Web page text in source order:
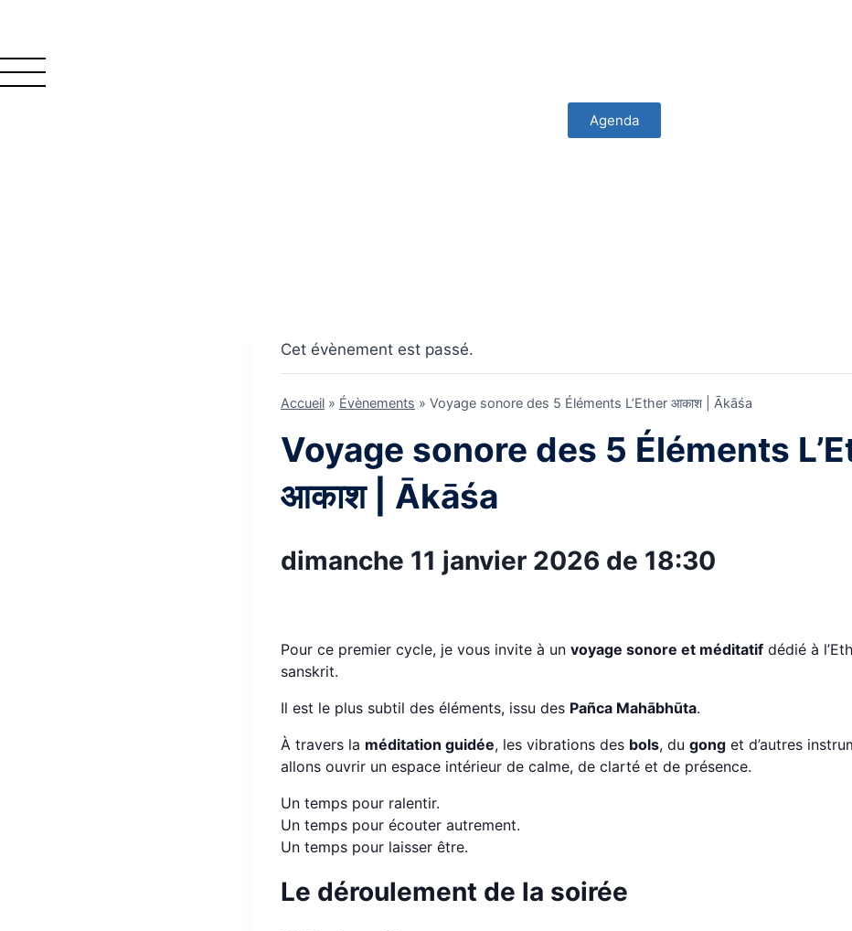
Agenda
Cet évènement est passé.
Accueil » Évènements » Voyage sonore des 5 Éléments L’Ether आकाश | Ākāśa
Voyage sonore des 5 Éléments
आकाश | Ākāśa
dimanche 11 janvier 2026 de 18:30
Pour ce premier cycle, je vous invite à un voyage sonore et méditatif dédié à
sanskrit.
Il est le plus subtil des éléments, issu des Pañca Mahābhūta.
À travers la méditation guidée, les vibrations des bols, du gong et d’autres
allons ouvrir un espace intérieur de calme, de clarté et de présence.
Un temps pour ralentir.
Un temps pour écouter autrement.
Un temps pour laisser être.
Le déroulement de la soirée